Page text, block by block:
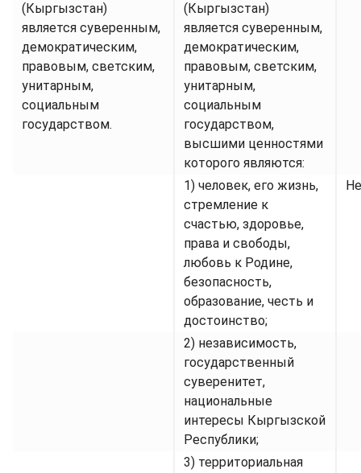
(Кыргызстан)
является суверенным,
демократическим,
правовым, светским,
унитарным,
социальным
государством.
(Кыргызстан)
является суверенным,
демократическим,
правовым, светским,
унитарным,
социальным
государством,
высшими ценностями
которого являются:
1) человек, его жизнь,
стремление к
счастью, здоровье,
права и свободы,
любовь к Родине,
безопасность,
образование, честь и
достоинство;
2) независимость,
государственный
суверенитет,
национальные
интересы Кыргызской
Республики;
3) территориальная